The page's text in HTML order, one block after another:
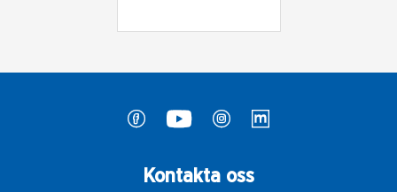
Kontakta oss